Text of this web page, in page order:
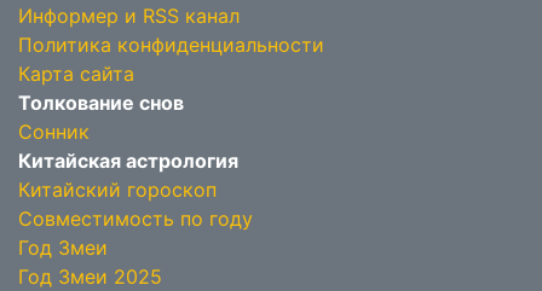
Информер и RSS канал
Политика конфиденциальности
Карта сайта
Толкование снов
Сонник
Китайская астрология
Китайский гороскоп
Совместимость по году
Год Змеи
Год Змеи 2025